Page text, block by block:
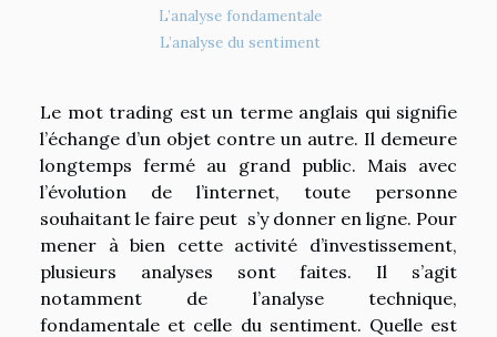
L’analyse fondamentale
L’analyse du sentiment
Le mot trading est un terme anglais qui signifie
l’échange d’un objet contre un autre. Il demeure
longtemps fermé au grand public. Mais avec
l’évolution de l’internet, toute personne
souhaitant le faire peut s’y donner en ligne. Pour
mener à bien cette activité d’investissement,
plusieurs analyses sont faites. Il s’agit
notamment de l’analyse technique,
fondamentale et celle du sentiment. Quelle est